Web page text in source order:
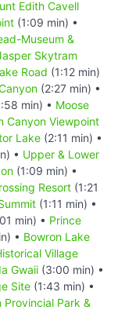
Edith Cavell
(1:09 min) •
Museum &
Skytram
Road (1:12 min)
(2:27 min) •
min) • Moose
Canyon Viewpoint
Lake (2:11 min) •
• Upper & Lower
(1:09 min) •
Resort (1:21
(1:11 min) •
min) • Prince
• Bowron Lake
Village
Gwaii (3:00 min) •
Site (1:43 min) •
Provincial Park &